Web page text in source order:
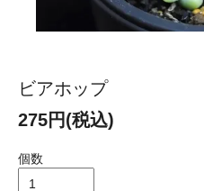
ビアホップ
275円(税込)
個数